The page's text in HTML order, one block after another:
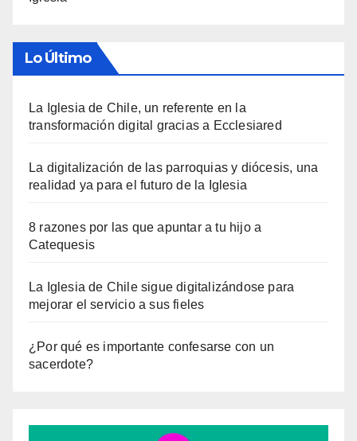
Lo Último
La Iglesia de Chile, un referente en la
transformación digital gracias a Ecclesiared
La digitalización de las parroquias y diócesis, una
realidad ya para el futuro de la Iglesia
8 razones por las que apuntar a tu hijo a
Catequesis
La Iglesia de Chile sigue digitalizándose para
mejorar el servicio a sus fieles
¿Por qué es importante confesarse con un
sacerdote?